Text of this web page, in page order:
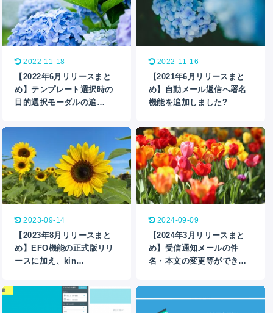
2022-11-18
【2022年6月リリースまと
め】テンプレート選択時の
目的選択モーダルの追…
2022-11-16
【2021年6月リリースまと
め】自動メール返信へ署名
機能を追加しました?
2023-09-14
【2023年8月リリースまと
め】EFO機能の正式版リリ
ースに加え、kin…
2024-09-09
【2024年3月リリースまと
め】受信通知メールの件
名・本文の変更等ができ…